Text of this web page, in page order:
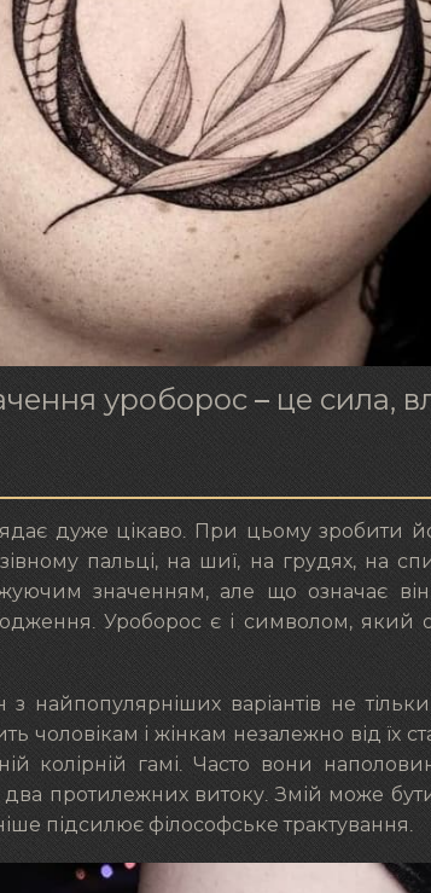
уроборос – це сила,
дуже цікаво. При цьому зробити
пальці, на шиї, на грудях, на
значенням, але що означає
Уроборос є і символом, який
найпопулярніших варіантів не
чоловікам і жінкам незалежно від їх
колірній гамі. Часто вони
протилежних витоку. Змій може
підсилює філософське трактування.